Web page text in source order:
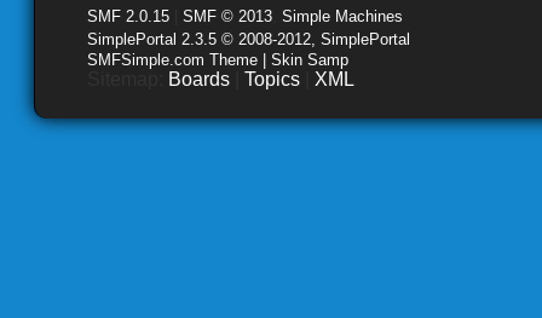
SMF 2.0.15 SMF © 2013 Simple Machines
SimplePortal 2.3.5 © 2008-2012, SimplePortal
SMFSimple.com Theme | Skin Samp
Boards Topics XML